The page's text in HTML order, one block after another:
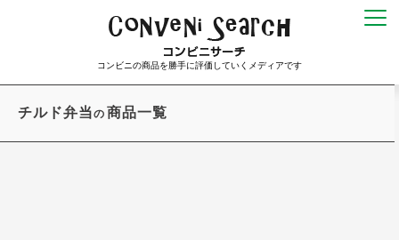
コンビニの商品を勝手に評価していくメディアです
チルド弁当の 商品一覧